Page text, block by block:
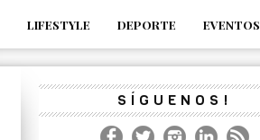
LIFESTYLE DEPORTE
EVENTOS
SÍGUENOS!